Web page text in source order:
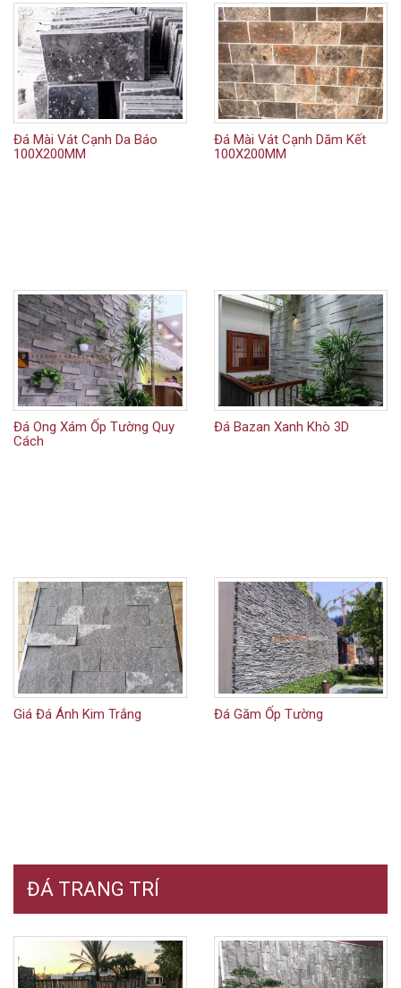
Đá Mài Vát Cạnh Da Báo
100X200MM
Đá Mài Vát Cạnh Dăm Kết
100X200MM
Đá Ong Xám Ốp Tường Quy
Cách
Đá Bazan Xanh Khò 3D
Giá Đá Ánh Kim Trắng Đá Găm Ốp Tường
ĐÁ TRANG TRÍ